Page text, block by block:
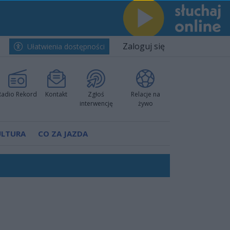
Ułatwienia dostępności Zaloguj się
Rekord Kontakt
Zgłoś
interwencję
Relacje na
żywo
CO ZA JAZDA
pokazali klasę
nową sportową tradycję"